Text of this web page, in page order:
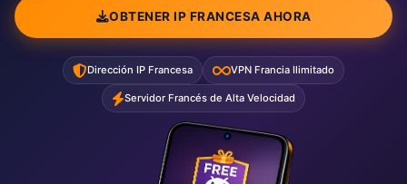
OBTENER IP FRANCESA AHORA
Dirección IP Francesa VPN Francia Ilimitado
Servidor Francés de Alta Velocidad